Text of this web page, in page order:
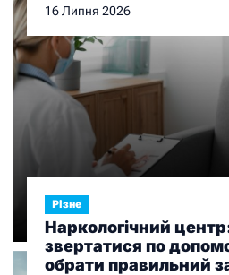
16 Липня 2026
Різне
Наркологічний
звертатися по
обрати правильний